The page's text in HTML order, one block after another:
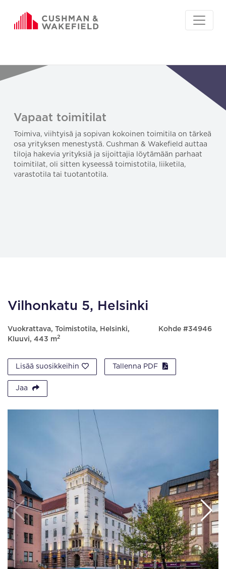
Vapaat toimitilat
Toimiva, viihtyisä ja sopivan kokoinen toimitila on tärkeä
osa yrityksen menestystä. Cushman & Wakefield auttaa
tiloja hakevia yrityksiä ja sijoittajia löytämään parhaat
toimitilat, oli sitten kyseessä toimistotila, liiketila,
varastotila tai tuotantotila.
Vilhonkatu 5, Helsinki
Vuokrattava, Toimistotila, Helsinki,
Kluuvi, 443 m2
Kohde #34946
Lisää suosikkeihin Tallenna PDF
Jaa